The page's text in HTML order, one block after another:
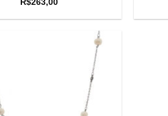
R$263,00